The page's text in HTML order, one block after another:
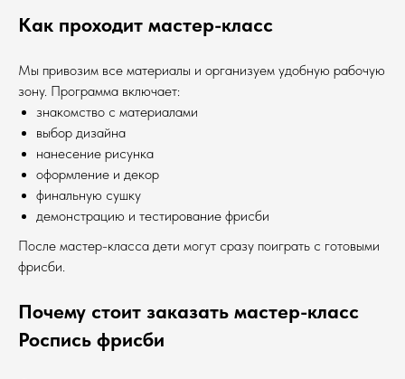
Как проходит мастер-класс
Мы привозим все материалы и организуем удобную рабочую
зону. Программа включает:
знакомство с материалами
выбор дизайна
нанесение рисунка
оформление и декор
финальную сушку
демонстрацию и тестирование фрисби
После мастер-класса дети могут сразу поиграть с готовыми
фрисби.
Почему стоит заказать мастер-класс
Роспись фрисби